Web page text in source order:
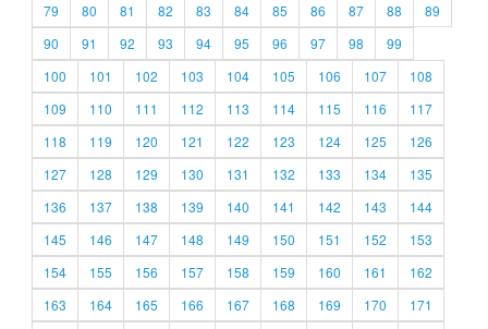
79
80 81 82 83 84 85 86 87 88
89
90
91 92 93 94 95 96 97 98
99
100
101 102 103 104 105 106 107
108
109
110 111 112 113 114 115 116
117
118
119 120 121 122 123 124 125
126
127
128 129 130 131 132 133 134
135
136
137 138 139 140 141 142 143
144
145
146 147 148 149 150 151 152
153
154
155 156 157 158 159 160 161
162
163
164 165 166 167 168 169 170
171